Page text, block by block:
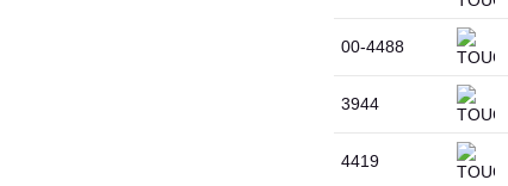
00-4488
3944
4419